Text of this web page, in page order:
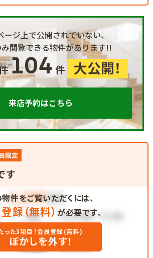
ージ上で公開されていない、
閲覧できる物件があります!!
104 件 大公開！
来店予約はこちら
限定
す
物件をご覧いただくには、
録（無料） が必要です。
った3項目！会員登録(無料)
ぼかしを外す！